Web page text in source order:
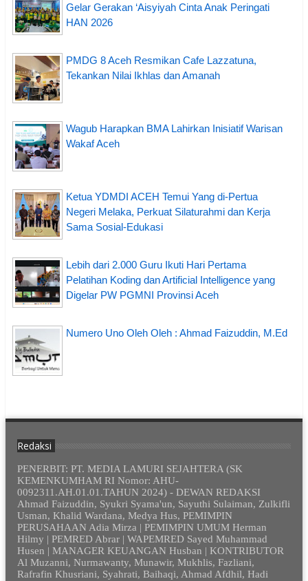
Gelar Gerakan ‘Aisyiyah Cinta Anak Peringati
HAN 2026
PMDG 8 Aceh Resmikan Cafe Lazzatuna,
Tekankan Nilai Ikhlas dan Amanah
Wagub Harapkan BMA Lahirkan Inisiatif Warisan
Wakaf Aceh
Ketua YDMDI ACEH Temui Yang di-Pertua
Negeri Melaka, Perkuat Silaturahmi dan Kerja
Sama Sosial-Edukasi
Lebih dari 2.000 Guru Ikuti Hari Pertama
Pelatihan Koding dan Artificial Intelligence yang
Digelar PW PGMNI Provinsi Aceh
Numero Uno Oleh Oleh : Ahmad Faizuddin, M.Ed
Redaksi
PENERBIT: PT. MEDIA LAMURI SEJAHTERA (SK
KEMENKUMHAM RI Nomor: AHU-
0092311.AH.01.01.TAHUN 2024) - DEWAN REDAKSI
Ahmad Faizuddin, Syukri Syama'un, Sayuthi Sulaiman, Zulkifli
Usman, Khalid Wardana, Medya Hus, PEMIMPIN
PERUSAHAAN Adia Mirza | PEMIMPIN UMUM Herman
Hilmy | PEMRED Abrar | WAPEMRED Sayed Muhammad
Husen | MANAGER KEUANGAN Husban | KONTRIBUTOR
Al Muzanni, Nurmawanty, Munawir, Mukhlis, Fazliani,
Rafrafin Khusriani, Syahrati, Baihaqi, Ahmad Afdhil, Hadi